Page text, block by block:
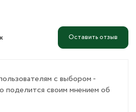
Оставить отзыв
с выбором -
поделится своим мнением об